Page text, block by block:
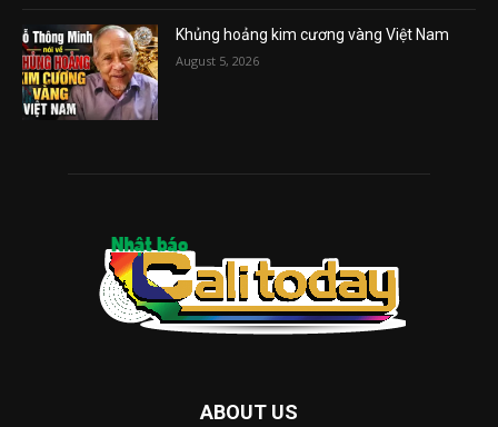
Khủng hoảng kim cương vàng Việt Nam
August 5, 2026
ABOUT US